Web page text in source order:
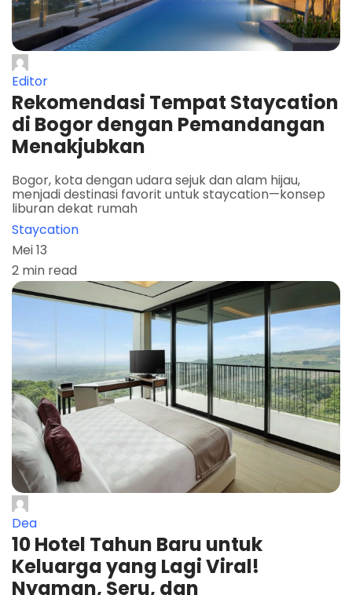
Editor
Rekomendasi Tempat Staycation
di Bogor dengan Pemandangan
Menakjubkan
Bogor, kota dengan udara sejuk dan alam hijau,
menjadi destinasi favorit untuk staycation—konsep
liburan dekat rumah
Staycation
Mei 13
2 min read
Dea
10 Hotel Tahun Baru untuk
Keluarga yang Lagi Viral!
Nyaman, Seru, dan